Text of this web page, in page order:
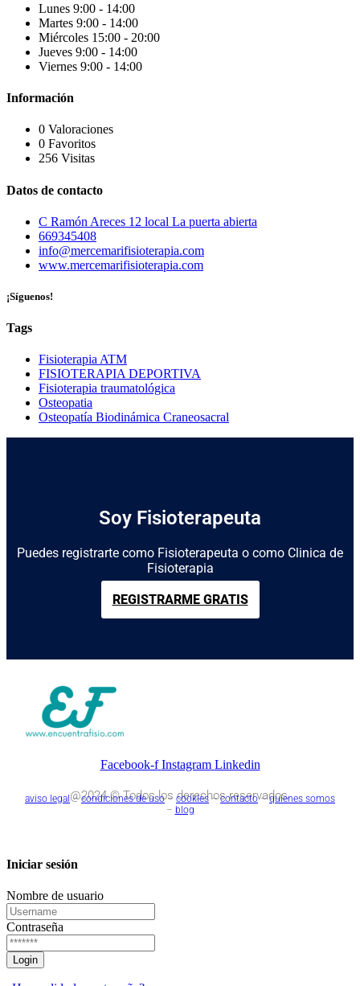
Lunes 9:00 - 14:00
Martes 9:00 - 14:00
Miércoles 15:00 - 20:00
Jueves 9:00 - 14:00
Viernes 9:00 - 14:00
Información
0 Valoraciones
0 Favoritos
256 Visitas
Datos de contacto
C Ramón Areces 12 local La puerta abierta
669345408
info@mercemarifisioterapia.com
www.mercemarifisioterapia.com
¡Síguenos!
Tags
Fisioterapia ATM
FISIOTERAPIA DEPORTIVA
Fisioterapia traumatológica
Osteopatia
Osteopatía Biodinámica Craneosacral
Soy Fisioterapeuta
Puedes registrarte como Fisioterapeuta o como Clinica de
Fisioterapia
REGISTRARME GRATIS
Facebook-f Instagram Linkedin
@2024 © Todos los derechos reservados.
aviso legal –condiciones de uso– cookies –contacto–quienes somos
– blog
Iniciar sesión
Nombre de usuario
Contraseña